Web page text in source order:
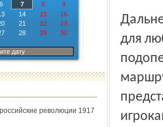
6 7 8
9
14 15
16
21 22
23
28 29
30
дату
революции 1917
Дальневосточный клуб является неудобным соперником
для